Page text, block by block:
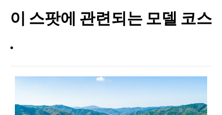
이 스팟에 관련되는 모델 코스
.